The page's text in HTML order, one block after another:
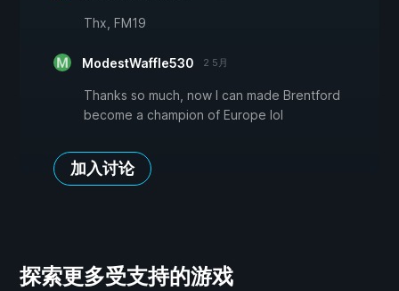
Thx, FM19
ModestWaffle530 2 5月
Thanks so much, now I can made Brentford
become a champion of Europe lol
加入讨论
探索更多受支持的游戏